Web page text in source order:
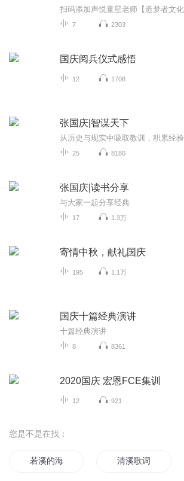
7 2303
国庆阅兵仪式感悟
12 1708
张国庆|智谋天下
从历史与现实中吸取教训，积累经验
25 8180
张国庆|读书分享
与大家一起分享经典
17 1.3万
寄情中秋，献礼国庆
195 1.1万
国庆十篇经典演讲
十篇经典演讲
8 8361
2020国庆 宏恩FCE集训
12 921
您是不是在找：
若溪的海 清溪歌词